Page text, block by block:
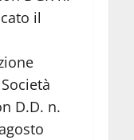
il
D.D. n.